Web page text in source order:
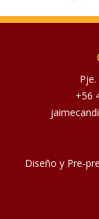
+56
Diseño y Pre-